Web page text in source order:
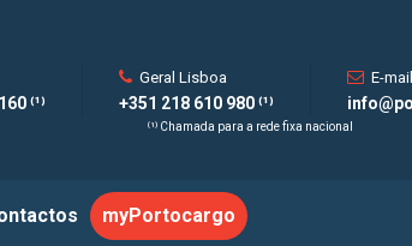
myPortocargo
⁽¹⁾
Geral Lisboa
+351 218 610 980 ⁽¹⁾
E-mail
⁽¹⁾ Chamada para a rede fixa nacional